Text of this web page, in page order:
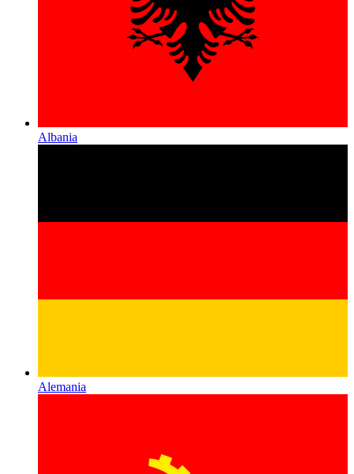
Albania
Alemania